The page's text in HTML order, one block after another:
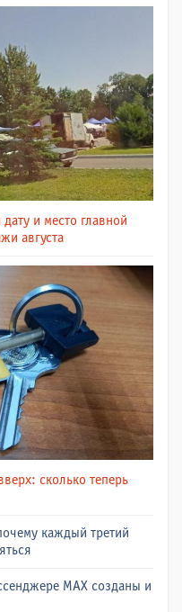
и место главной
августа
сколько теперь
каждый третий
МАХ созданы и